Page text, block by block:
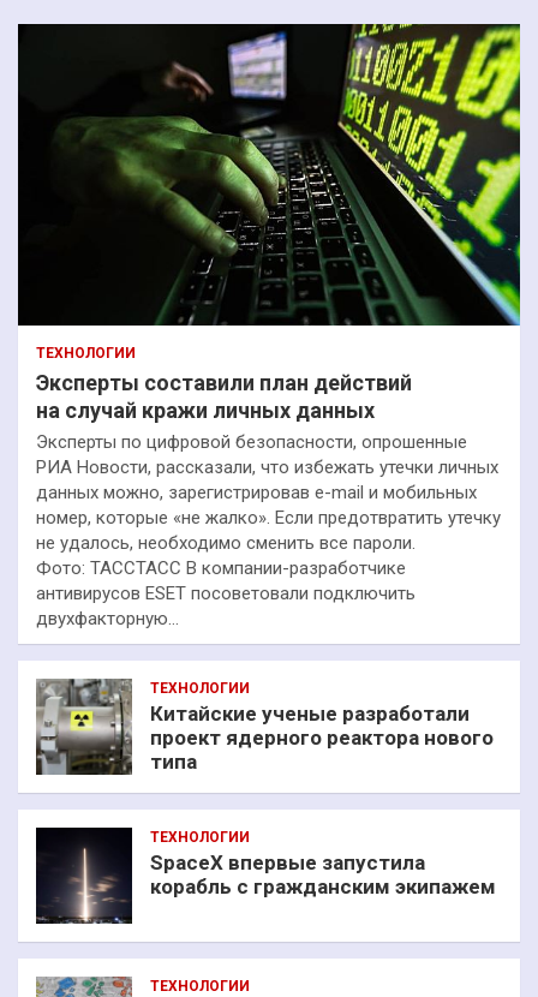
ТЕХНОЛОГИИ
Эксперты составили план действий
на случай кражи личных данных
Эксперты по цифровой безопасности, опрошенные
РИА Новости, рассказали, что избежать утечки личных
данных можно, зарегистрировав e-mail и мобильных
номер, которые «не жалко». Если предотвратить утечку
не удалось, необходимо сменить все пароли.
Фото: ТАССТАСС В компании-разработчике
антивирусов ESET посоветовали подключить
двухфакторную…
ТЕХНОЛОГИИ
Китайские ученые разработали
проект ядерного реактора нового
типа
ТЕХНОЛОГИИ
SpaceX впервые запустила
корабль с гражданским экипажем
ТЕХНОЛОГИИ